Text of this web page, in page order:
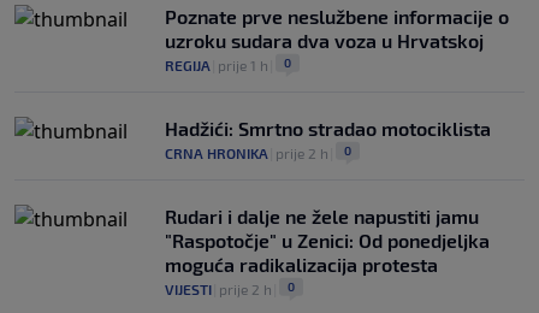
Poznate prve neslužbene informacije o
uzroku sudara dva voza u Hrvatskoj
REGIJA prije 1 h 0
Hadžići: Smrtno stradao motociklista
CRNA HRONIKA prije 2 h 0
Rudari i dalje ne žele napustiti jamu
"Raspotočje" u Zenici: Od ponedjeljka
moguća radikalizacija protesta
VIJESTI prije 2 h 0